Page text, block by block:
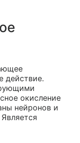
действие.
окисление
нейронов и